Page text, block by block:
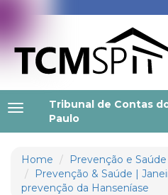
Tribunal de Contas
Paulo
Home
Prevenção e Saúde
Prevenção & Saúde |
prevenção da Hanseníase